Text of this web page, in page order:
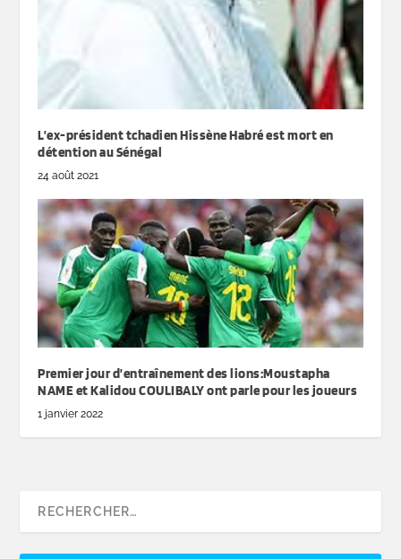
L’ex-président tchadien Hissène Habré est mort en
détention au Sénégal
24 août 2021
Premier jour d’entraînement des lions:Moustapha
NAME et Kalidou COULIBALY ont parle pour les joueurs
1 janvier 2022